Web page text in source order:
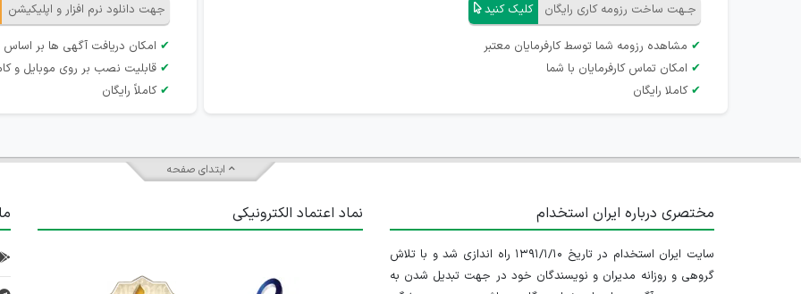
جـهت ساخت رزومه کاری رایگان کلیک کنید
✔ مشاهده رزومه شما توسط کارفرمایان معتبر
✔ امکان تماس کارفرمایان با شما
✔ کاملا رایگان
جهت دانلود نرم افزار و اپلیکیشن
✔ امکان دریافت آگهی ها بر
✔ قابلیت نصب بر روی موبایل و
✔ کاملاً رایگان
ابتدای صفحه
مختصری درباره ایران استخدام
سایت ایران استخدام در تاریخ ۱۳۹۱/۱/۱۰ راه اندازی شد و با تلاش
گروهی و روزانه مدیران و نویسندگان خود در جهت تبدیل شدن به
نماد اعتماد الکترونیکی